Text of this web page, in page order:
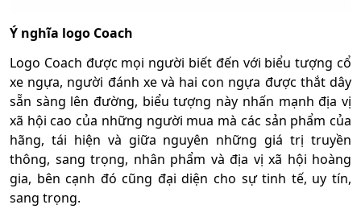
Ý nghĩa logo Coach
Logo Coach được mọi người biết đến với biểu tượng cổ
xe ngựa, người đánh xe và hai con ngựa được thắt dây
sẵn sàng lên đường, biểu tượng này nhấn mạnh địa vị
xã hội cao của những người mua mà các sản phẩm của
hãng, tái hiện và giữa nguyên những giá trị truyền
thông, sang trọng, nhân phẩm và địa vị xã hội hoàng
gia, bên cạnh đó cũng đại diện cho sự tinh tế, uy tín,
sang trọng.